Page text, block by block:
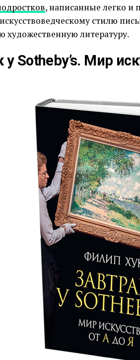
, написанные легко и
стилю
художественную литературу.
у Sotheby’s. Мир